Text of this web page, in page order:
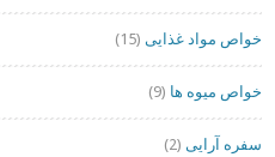
خواص مواد غذایی (15)
خواص میوه ها (9)
سفره آرایی (2)